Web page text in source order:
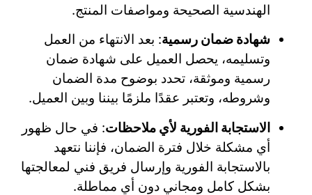
الهندسية الصحيحة ومواصفات المنتج.
شهادة ضمان رسمية: بعد الانتهاء من العمل
وتسليمه، يحصل العميل على شهادة ضمان
رسمية وموثقة، تحدد بوضوح مدة الضمان
وشروطه، وتعتبر عقدًا ملزمًا بيننا وبين العميل.
الاستجابة الفورية لأي ملاحظات: في حال ظهور
أي مشكلة خلال فترة الضمان، فإننا نتعهد
بالاستجابة الفورية وإرسال فريق فني لمعالجتها
بشكل كامل ومجاني دون أي مماطلة.